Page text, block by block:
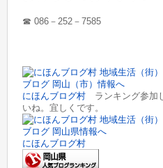
☎︎ 086－252－7585
にほんブログ村 ランキング参加
いね。宜しくです。
にほんブログ村